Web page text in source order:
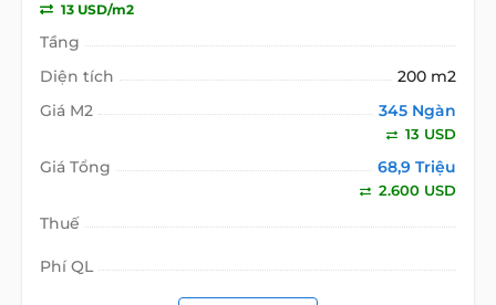
13 USD/m2
Tầng
Diện tích
200 m2
Giá M2
345 Ngàn
13 USD
Giá Tổng 68,9 Triệu
2.600 USD
Thuế
Phí QL